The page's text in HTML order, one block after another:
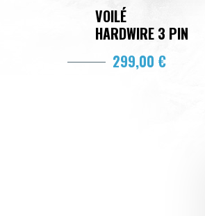
VOILÉ
HARDWIRE 3 PIN
299,00 €